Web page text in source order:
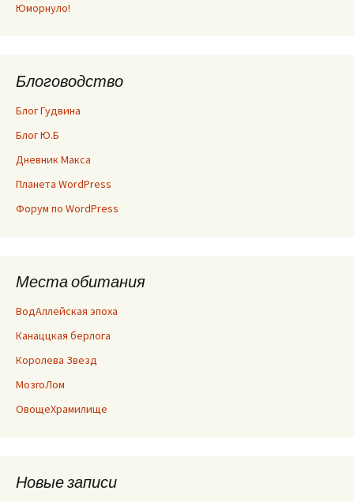
Юморнуло!
Блоговодство
Блог Гудвина
Блог Ю.Б
Дневник Макса
Планета WordPress
Форум по WordPress
Места обитания
ВодАллейская эпоха
Канаццкая берлога
Королева Звезд
МозгоЛом
ОвощеХрамилище
Новые записи